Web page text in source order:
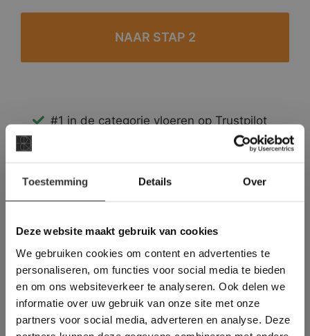
Toestemming Details Over
Deze website maakt gebruik van cookies
We gebruiken cookies om content en advertenties te
personaliseren, om functies voor social media te bieden
en om ons websiteverkeer te analyseren. Ook delen we
informatie over uw gebruik van onze site met onze
partners voor social media, adverteren en analyse. Deze
#1 in de categorie vloeren op Trustpilot
Binnen 24 uur een passende offerte
Meer dan 500 m2 showroom
Deze website maakt
gebruik van cookies.
This Cookie Banner was deleted and is no
longer working. Please contact the website
administrator.
Deze website gebruikt cookies om de
gebruikerservaring te verbeteren. Door
gebruik te maken van onze website geeft u
toestemming voor alle cookies in
overeenstemming met ons cookiebeleid.Lees
verder